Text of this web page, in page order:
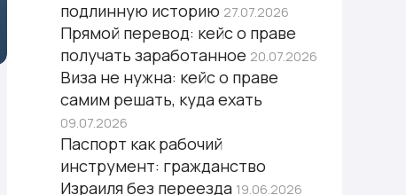
подлинную историю 27.07.2026
Прямой перевод: кейс о праве
получать заработанное 20.07.2026
Виза не нужна: кейс о праве
самим решать, куда ехать
09.07.2026
Паспорт как рабочий
инструмент: гражданство
Израиля без переезда 19.06.2026